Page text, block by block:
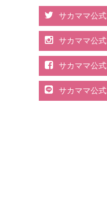
サカママ公式
サカママ公式
サカママ公式
サカママ公式